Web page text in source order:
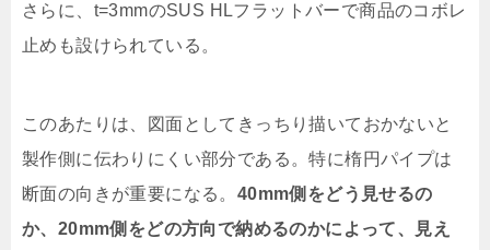
さらに、t=3mmのSUS HLフラットバーで商品のコボレ
止めも設けられている。
このあたりは、図面としてきっちり描いておかないと
製作側に伝わりにくい部分である。特に楕円パイプは
断面の向きが重要になる。 40mm側をどう見せるの
か、20mm側をどの方向で納めるのかによって、見え